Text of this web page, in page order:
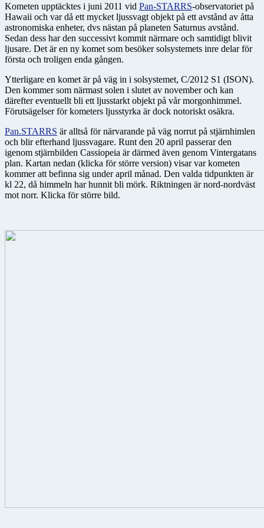
Kometen upptäcktes i juni 2011 vid Pan-STARRS-observatoriet på
Hawaii och var då ett mycket ljussvagt objekt på ett avstånd av åtta
astronomiska enheter, dvs nästan på planeten Saturnus avstånd.
Sedan dess har den successivt kommit närmare och samtidigt blivit
ljusare. Det är en ny komet som besöker solsystemets inre delar för
första och troligen enda gången.
Ytterligare en komet är på väg in i solsystemet, C/2012 S1 (ISON).
Den kommer som närmast solen i slutet av november och kan
därefter eventuellt bli ett ljusstarkt objekt på vår morgonhimmel.
Förutsägelser för kometers ljusstyrka är dock notoriskt osäkra.
Pan.STARRS är alltså för närvarande på väg norrut på stjärnhimlen
och blir efterhand ljussvagare. Runt den 20 april passerar den
igenom stjärnbilden Cassiopeia är därmed även genom Vintergatans
plan. Kartan nedan (klicka för större version) visar var kometen
kommer att befinna sig under april månad. Den valda tidpunkten är
kl 22, då himmeln har hunnit bli mörk. Riktningen är nord-nordväst
mot norr. Klicka för större bild.